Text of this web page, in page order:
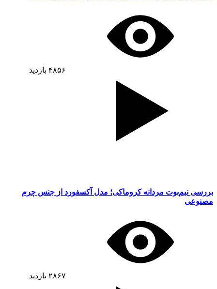
۴۸۵۶ بازدید
بررسی نیم‌بوت مردانه کروماکی؛ مدل آکسفورد از جنس چرم
مصنوعی
۲۸۶۷ بازدید